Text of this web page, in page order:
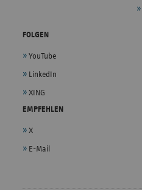
FOLGEN
YouTube
LinkedIn
XING
EMPFEHLEN
X
E-Mail